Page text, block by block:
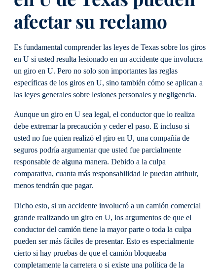
afectar su reclamo
Es fundamental comprender las leyes de Texas sobre los giros
en U si usted resulta lesionado en un accidente que involucra
un giro en U. Pero no solo son importantes las reglas
específicas de los giros en U, sino también cómo se aplican a
las leyes generales sobre lesiones personales y negligencia.
Aunque un giro en U sea legal, el conductor que lo realiza
debe extremar la precaución y ceder el paso. E incluso si
usted no fue quien realizó el giro en U, una compañía de
seguros podría argumentar que usted fue parcialmente
responsable de alguna manera. Debido a la culpa
comparativa, cuanta más responsabilidad le puedan atribuir,
menos tendrán que pagar.
Dicho esto, si un accidente involucró a un camión comercial
grande realizando un giro en U, los argumentos de que el
conductor del camión tiene la mayor parte o toda la culpa
pueden ser más fáciles de presentar. Esto es especialmente
cierto si hay pruebas de que el camión bloqueaba
completamente la carretera o si existe una política de la